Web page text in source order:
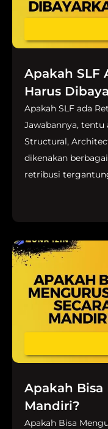
Apakah SLF
Harus
Apakah SLF ada
Jawabannya,
Structural,
dikenakan
retribusi
Apakah Bisa
Mandiri?
Apakah Bisa